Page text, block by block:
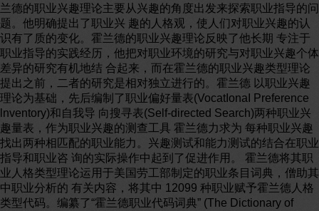
兰德的职业兴趣理论主要从兴趣的角度出发来探索职业指导的问
题。他明确提出了职业兴 趣的人格观，使人们对职业兴趣的认
识有了质的变化。霍兰德的职业兴趣理论反映了他长期 专注于
职业指导的实践经历，他把对职业环境的研究与对职业兴趣个体
差异的研究有机地结 合起来，而在霍兰德的职业兴趣类型理论
提出之前，二者的研究是相对独立进行的。霍兰德 以职业兴趣
理论为基础，先后编制了职业偏好量表(VocatIonaI Preference
lnventory)和自我导 向搜寻表(Self-directed Search)两种职业兴
趣量表，作为职业兴趣的测查工具 霍兰德力求为 每种职业兴趣
找出两种相匹配的职业能力。兴趣测试和能力测试的结合在职业
指导和职业咨 询的实际操作中起到了促进作用。 霍兰德将其职
业人格类型理论运用于美国劳工部制定的职业条目词典，僧助其
中职业分析的 有关内容，将其中 12099 种职业赋予霍兰德人格
类型代码。编纂了“霍兰德职业代码词典” (The Dictionary of